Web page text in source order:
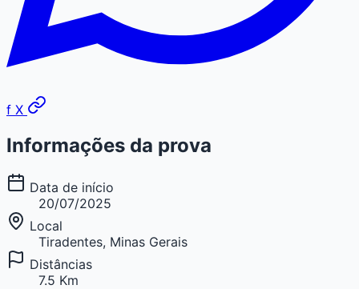
f X
Informações da prova
Data de início
20/07/2025
Local
Tiradentes, Minas Gerais
Distâncias
7.5 Km